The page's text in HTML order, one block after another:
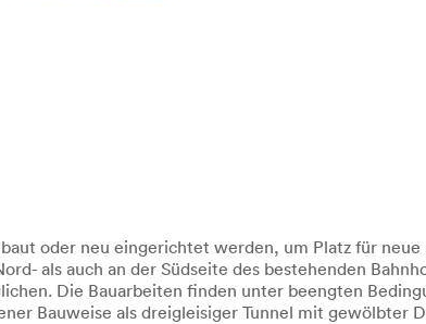
oder neu eingerichtet werden, um Platz für
als auch an der Südseite des bestehenden
Die Bauarbeiten finden unter beengten
Bauweise als dreigleisiger Tunnel mit gewölbter